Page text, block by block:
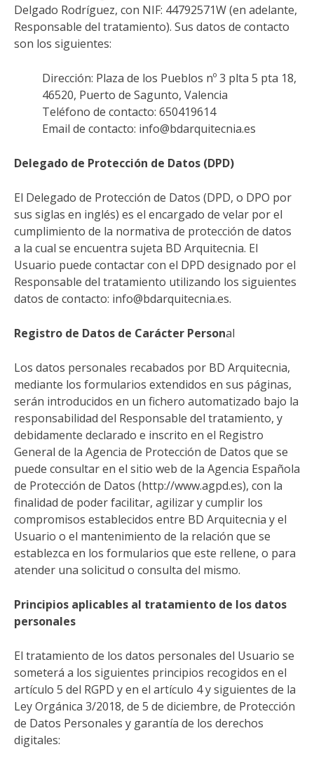
Delgado Rodríguez, con NIF: 44792571W (en adelante,
Responsable del tratamiento). Sus datos de contacto
son los siguientes:
Dirección: Plaza de los Pueblos nº 3 plta 5 pta 18,
46520, Puerto de Sagunto, Valencia
Teléfono de contacto: 650419614
Email de contacto: info@bdarquitecnia.es
Delegado de Protección de Datos (DPD)
El Delegado de Protección de Datos (DPD, o DPO por
sus siglas en inglés) es el encargado de velar por el
cumplimiento de la normativa de protección de datos
a la cual se encuentra sujeta BD Arquitecnia. El
Usuario puede contactar con el DPD designado por el
Responsable del tratamiento utilizando los siguientes
datos de contacto: info@bdarquitecnia.es.
Registro de Datos de Carácter Personal
Los datos personales recabados por BD Arquitecnia,
mediante los formularios extendidos en sus páginas,
serán introducidos en un fichero automatizado bajo la
responsabilidad del Responsable del tratamiento, y
debidamente declarado e inscrito en el Registro
General de la Agencia de Protección de Datos que se
puede consultar en el sitio web de la Agencia Española
de Protección de Datos (http://www.agpd.es), con la
finalidad de poder facilitar, agilizar y cumplir los
compromisos establecidos entre BD Arquitecnia y el
Usuario o el mantenimiento de la relación que se
establezca en los formularios que este rellene, o para
atender una solicitud o consulta del mismo.
Principios aplicables al tratamiento de los datos
personales
El tratamiento de los datos personales del Usuario se
someterá a los siguientes principios recogidos en el
artículo 5 del RGPD y en el artículo 4 y siguientes de la
Ley Orgánica 3/2018, de 5 de diciembre, de Protección
de Datos Personales y garantía de los derechos
digitales: